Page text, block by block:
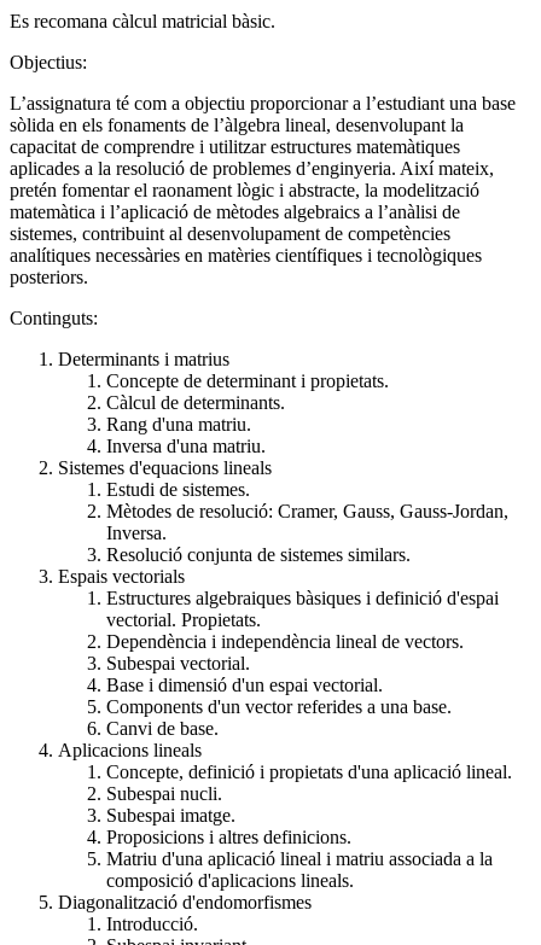
Es recomana càlcul matricial bàsic.
Objectius:
L’assignatura té com a objectiu proporcionar a l’estudiant una base
sòlida en els fonaments de l’àlgebra lineal, desenvolupant la
capacitat de comprendre i utilitzar estructures matemàtiques
aplicades a la resolució de problemes d’enginyeria. Així mateix,
pretén fomentar el raonament lògic i abstracte, la modelització
matemàtica i l’aplicació de mètodes algebraics a l’anàlisi de
sistemes, contribuint al desenvolupament de competències
analítiques necessàries en matèries científiques i tecnològiques
posteriors.
Continguts:
Determinants i matrius
Concepte de determinant i propietats.
Càlcul de determinants.
Rang d'una matriu.
Inversa d'una matriu.
Sistemes d'equacions lineals
Estudi de sistemes.
Mètodes de resolució: Cramer, Gauss, Gauss-Jordan,
Inversa.
Resolució conjunta de sistemes similars.
Espais vectorials
Estructures algebraiques bàsiques i definició d'espai
vectorial. Propietats.
Dependència i independència lineal de vectors.
Subespai vectorial.
Base i dimensió d'un espai vectorial.
Components d'un vector referides a una base.
Canvi de base.
Aplicacions lineals
Concepte, definició i propietats d'una aplicació lineal.
Subespai nucli.
Subespai imatge.
Proposicions i altres definicions.
Matriu d'una aplicació lineal i matriu associada a la
composició d'aplicacions lineals.
Diagonalització d'endomorfismes
Introducció.